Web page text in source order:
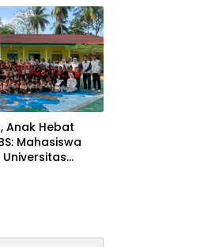
Anak Hebat
Mahasiswa
Universitas